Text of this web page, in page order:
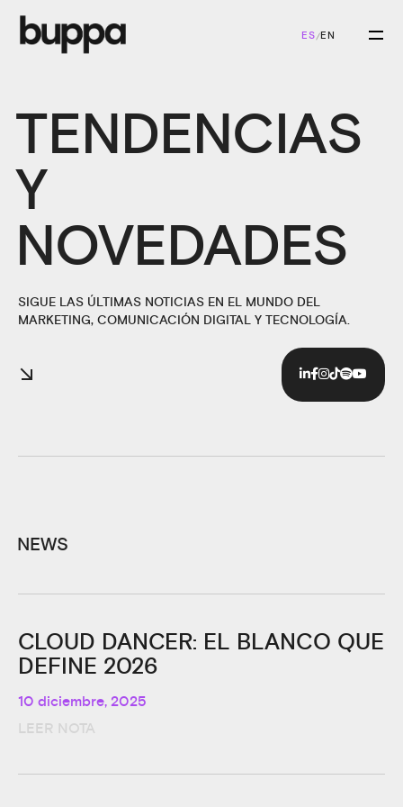
ES/EN
TENDENCIAS
Y
NOVEDADES
SIGUE LAS ÚLTIMAS NOTICIAS EN EL MUNDO DEL
MARKETING, COMUNICACIÓN DIGITAL Y TECNOLOGÍA.
NEWS
CLOUD DANCER: EL BLANCO QUE
DEFINE 2026
10 diciembre, 2025
LEER NOTA